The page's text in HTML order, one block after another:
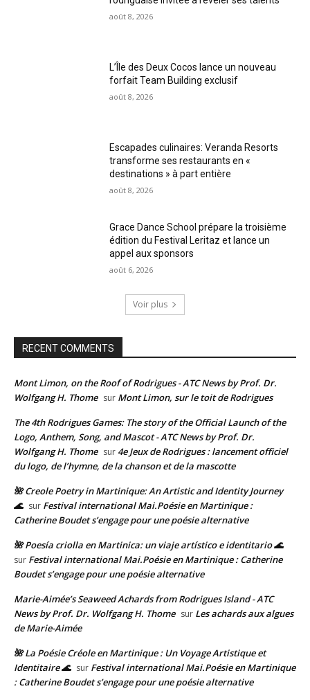
août 8, 2026
L’Île des Deux Cocos lance un nouveau
forfait Team Building exclusif
août 8, 2026
Escapades culinaires: Veranda Resorts
transforme ses restaurants en «
destinations » à part entière
août 8, 2026
Grace Dance School prépare la troisième
édition du Festival Leritaz et lance un
appel aux sponsors
août 6, 2026
Voir plus
RECENT COMMENTS
Mont Limon, on the Roof of Rodrigues - ATC News by Prof. Dr.
Wolfgang H. Thome sur Mont Limon, sur le toit de Rodrigues
The 4th Rodrigues Games: The story of the Official Launch of the
Logo, Anthem, Song, and Mascot - ATC News by Prof. Dr.
Wolfgang H. Thome sur4e Jeux de Rodrigues : lancement officiel
du logo, de l’hymne, de la chanson et de la mascotte
🌺 Creole Poetry in Martinique: An Artistic and Identity Journey
🌊 sur Festival international Mai.Poésie en Martinique :
Catherine Boudet s’engage pour une poésie alternative
🌺 Poesía criolla en Martinica: un viaje artístico e identitario 🌊
sur Festival international Mai.Poésie en Martinique : Catherine
Boudet s’engage pour une poésie alternative
Marie-Aimée’s Seaweed Achards from Rodrigues Island - ATC
News by Prof. Dr. Wolfgang H. Thome sur Les achards aux algues
de Marie-Aimée
🌺 La Poésie Créole en Martinique : Un Voyage Artistique et
Identitaire 🌊 sur Festival international Mai.Poésie en Martinique
: Catherine Boudet s’engage pour une poésie alternative